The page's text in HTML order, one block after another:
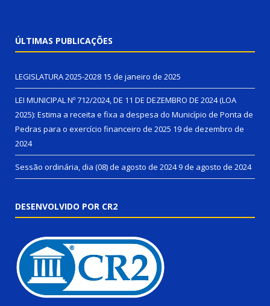
ÚLTIMAS PUBLICAÇÕES
LEGISLATURA 2025-2028 15 de janeiro de 2025
LEI MUNICIPAL Nº 712/2024, DE 11 DE DEZEMBRO DE 2024 (LOA
2025): Estima a receita e fixa a despesa do Município de Ponta de
Pedras para o exercício financeiro de 2025 19 de dezembro de
2024
Sessão ordinária, dia (08) de agosto de 20249 de agosto de 2024
DESENVOLVIDO POR CR2